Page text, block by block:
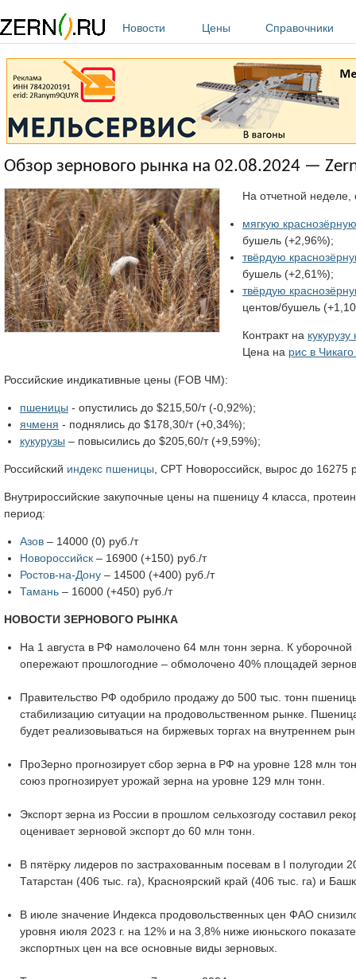
Новости
Цены Справочники
Обзор зернового рынка на 02.08.2024 —
На отчетной
мягкую
бушель (+2,96%);
твёрдую
бушель (+2,61%);
твёрдую
центов/бушель
Контракт на
Цена на рис в
Российские индикативные цены (FOB ЧМ):
пшеницы - опустились до $215,50/т (-0,92%);
ячменя - поднялись до $178,30/т (+0,34%);
кукурузы – повысились до $205,60/т (+9,59%);
Российский индекс пшеницы , CPT Новороссийск, вырос до 16275
Внутрироссийские закупочные цены на пшеницу 4 класса,
период:
Азов– 14000 (0) руб./т
Новороссийск– 16900 (+150) руб./т
Ростов-на-Дону– 14500 (+400) руб./т
Тамань– 16000 (+450) руб./т
НОВОСТИ ЗЕРНОВОГО РЫНКА
На 1 августа в РФ намолочено 64 млн тонн зерна. К
опережают прошлогодние – обмолочено 40% площадей
Правительство РФ одобрило продажу до 500 тыс. тонн
стабилизацию ситуации на продовольственном рынке.
будет реализовываться на биржевых торгах на внутреннем
ПроЗерно прогнозирует сбор зерна в РФ на уровне 128 млн
союз прогнозирует урожай зерна на уровне 129 млн тонн.
Экспорт зерна из России в прошлом сельхозгоду составил
оценивает зерновой экспорт до 60 млн тонн.
В пятёрку лидеров по застрахованным посевам в I полугодии
Татарстан (406 тыс. га), Красноярский край (406 тыс. га) и
В июле значение Индекса продовольственных цен ФАО
уровня июля 2023 г. на 12% и на 3,8% ниже июньского
экспортных цен на все основные виды зерновых.